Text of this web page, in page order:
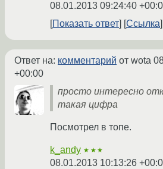
08.01.2013 09:24:40
Показать ответ
Ссылка
Ответ на: комментарий от wota
+00:00
просто интересно
такая цифра
Посмотрел в топе.
k_andy ★★★
08.01.2013 10:13:26